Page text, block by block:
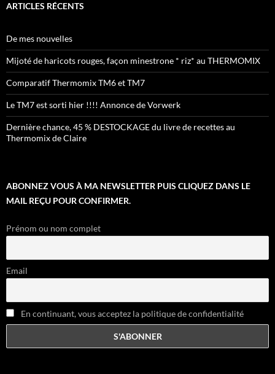
ARTICLES RÉCENTS
De mes nouvelles
Mijoté de haricots rouges, façon minestrone * riz* au THERMOMIX
Comparatif Thermomix TM6 et TM7
Le TM7 est sorti hier !!!! Annonce de Vorwerk
Dernière chance, 45 % DESTOCKAGE du livre de recettes au
Thermomix de Claire
ABONNEZ VOUS À MA NEWSLETTER PUIS CLIQUEZ DANS LE
MAIL REÇU POUR CONFIRMER.
Prénom ou nom complet
Email
En continuant, vous acceptez la politique de confidentialité